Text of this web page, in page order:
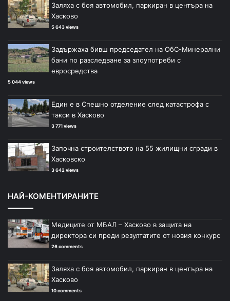
Заляха с боя автомобил, паркиран в центъра на
Хасково
5 643 views
Задържаха бивш председател на ОбС-Минерални
бани по разследване за злоупотреби с
евросредства
5 044 views
Един е в Спешно отделение след катастрофа с
такси в Хасково
3 771 views
Започна строителството на 55 жилищни сгради в
Хасковско
3 642 views
НАЙ-КОМЕНТИРАНИТЕ
Медиците от МБАЛ – Хасково в защита на
директора си преди резултатите от новия конкурс
26 comments
Заляха с боя автомобил, паркиран в центъра на
Хасково
10 comments